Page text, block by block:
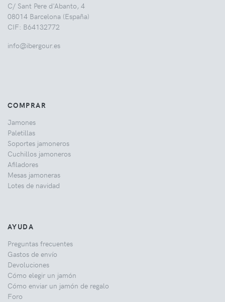
C/ Sant Pere d'Abanto, 4
08014 Barcelona (España)
CIF: B64132772
info@ibergour.es
COMPRAR
Jamones
Paletillas
Soportes jamoneros
Cuchillos jamoneros
Afiladores
Mesas jamoneras
Lotes de navidad
AYUDA
Preguntas frecuentes
Gastos de envío
Devoluciones
Cómo elegir un jamón
Cómo enviar un jamón de regalo
Foro